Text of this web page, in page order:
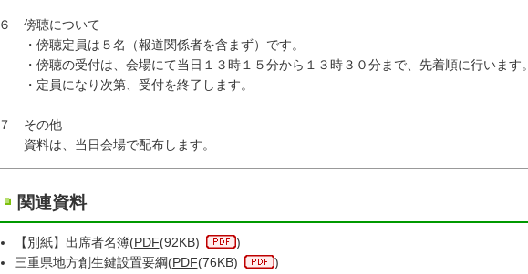
６ 傍聴について
・傍聴定員は５名（報道関係者を含まず）です。
・傍聴の受付は、会場にて当日１３時１５分から１３時３０分まで、先着順に行います。
・定員になり次第、受付を終了します。
７ その他
資料は、当日会場で配布します。
関連資料
【別紙】出席者名簿(PDF(92KB)
)
三重県地方創生鍵設置要綱(PDF(76KB)
)